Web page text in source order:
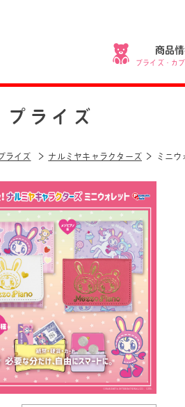
商品
プライズ・カ
プライズ
ライズ ナルミヤキャラクターズ ミニウ